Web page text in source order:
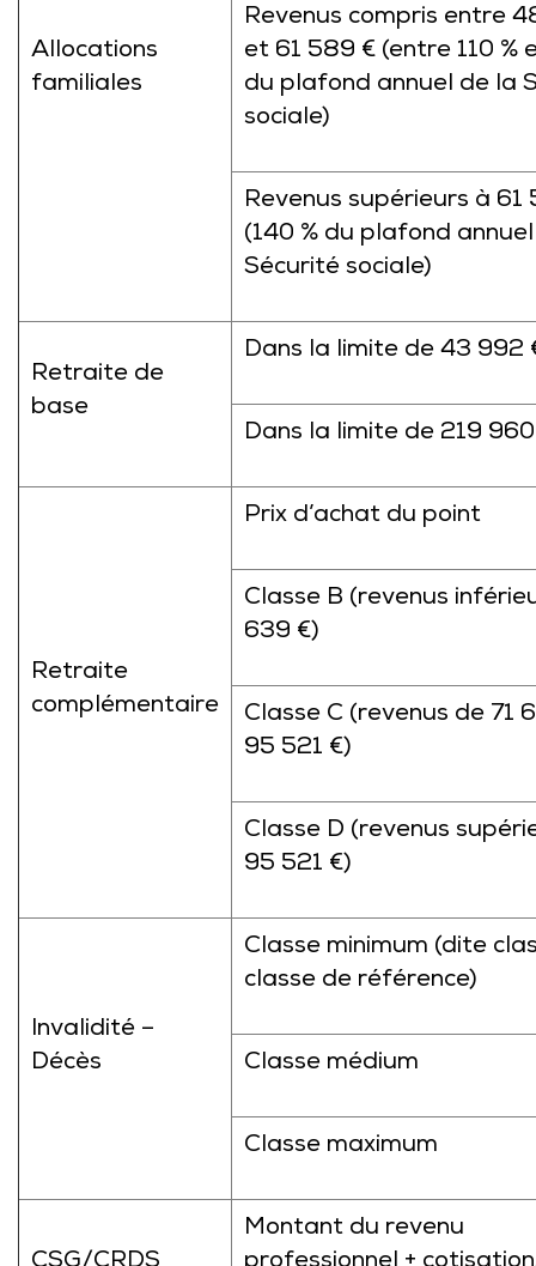
Allocations
familiales
Revenus compris entre
et 61 589 € (entre 110 %
du plafond annuel de la
sociale)
Revenus supérieurs à 61
(140 % du plafond
Sécurité sociale)
Retraite de
base
Dans la limite de 43 992
Dans la limite de 219
Retraite
complémentaire
Prix d’achat du point
Classe B (revenus
639 €)
Classe C (revenus de 71
95 521 €)
Classe D (revenus
95 521 €)
Invalidité –
Décès
Classe minimum (dite
classe de référence)
Classe médium
Classe maximum
Montant du revenu